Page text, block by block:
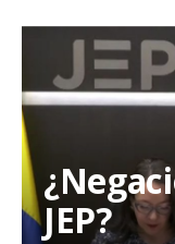
JEP?